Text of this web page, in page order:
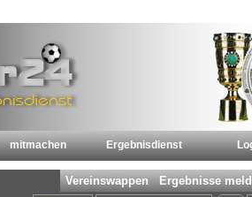
mitmachen Ergebnisdienst